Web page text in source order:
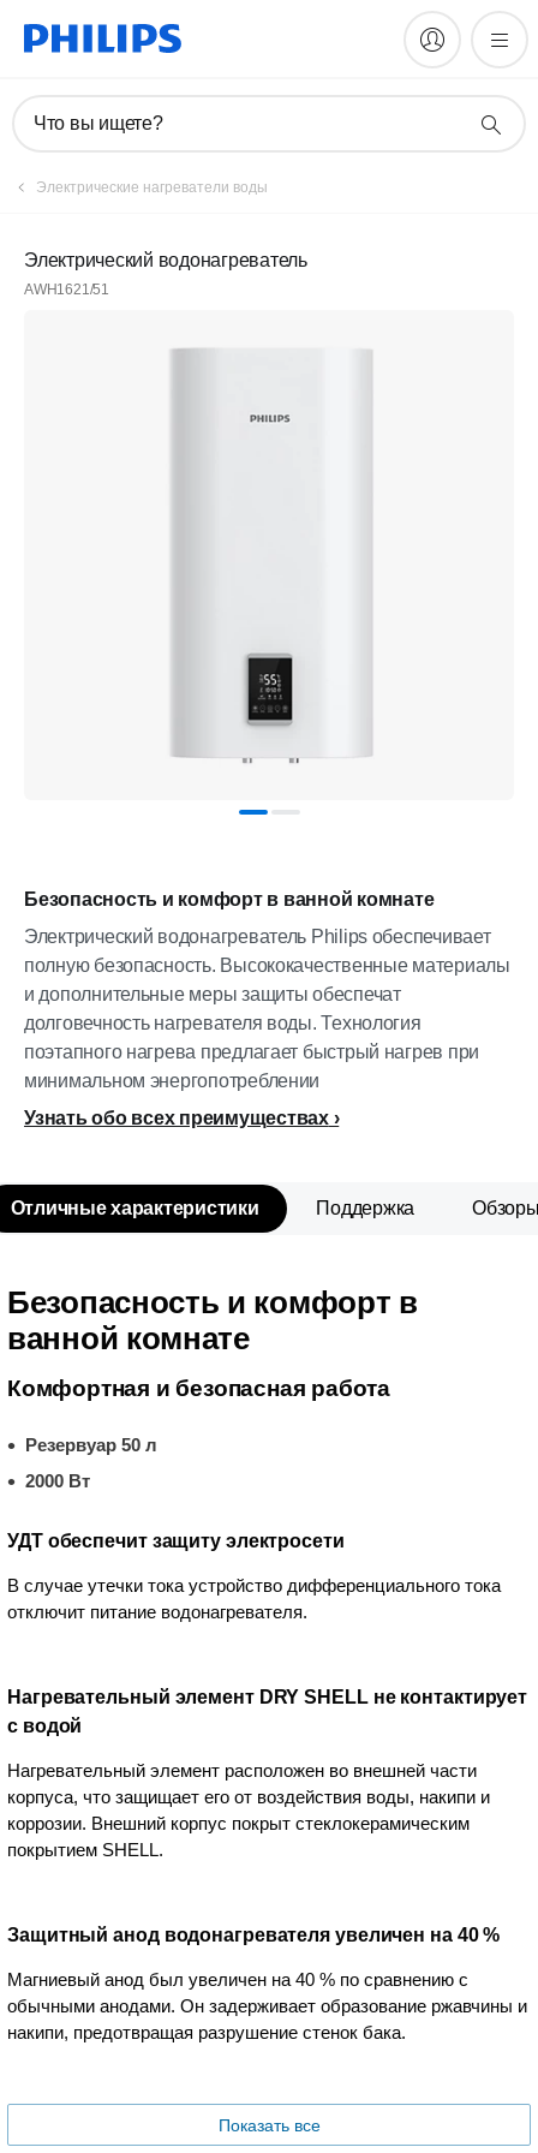
Что вы ищете?
Электрические нагреватели воды
Электрический водонагреватель
AWH1621/51
Безопасность и комфорт в ванной комнате
Электрический водонагреватель Philips обеспечивает
полную безопасность. Высококачественные материалы
и дополнительные меры защиты обеспечат
долговечность нагревателя воды. Технология
поэтапного нагрева предлагает быстрый нагрев при
минимальном энергопотреблении
Узнать обо всех преимуществах
Отличные характеристики Поддержка
Безопасность и комфорт в
ванной комнате
Комфортная и безопасная работа
Резервуар 50 л
2000 Вт
УДТ обеспечит защиту электросети
В случае утечки тока устройство дифференциального тока
отключит питание водонагревателя.
Нагревательный элемент DRY SHELL не контактирует
с водой
Нагревательный элемент расположен во внешней части
корпуса, что защищает его от воздействия воды, накипи и
коррозии. Внешний корпус покрыт стеклокерамическим
покрытием SHELL.
Защитный анод водонагревателя увеличен на 40 %
Магниевый анод был увеличен на 40 % по сравнению с
обычными анодами. Он задерживает образование ржавчины и
накипи, предотвращая разрушение стенок бака.
Показать все